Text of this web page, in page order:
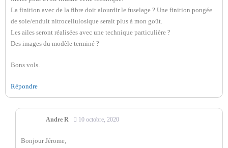
La finition avec de la fibre doit alourdir le fuselage ? Une finition pongée
de soie/enduit nitrocellulosique serait plus à mon goût.
Les ailes seront réalisées avec une technique particulière ?
Des images du modèle terminé ?
Bons vols.
Répondre
Andre R 10 octobre, 2020
Bonjour Jérome,